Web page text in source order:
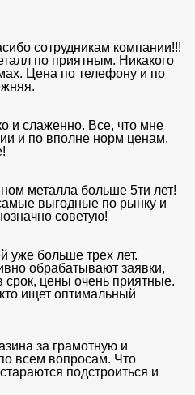
сотрудникам компании!!!
по приятным. Никакого
Цена по телефону и по
и слаженно. Все, что мне
и по вполне норм ценам.
металла больше 5ти лет!
выгодные по рынку и
советую!
уже больше трех лет.
обрабатывают заявки,
срок, цены очень приятные.
ищет оптимальный
за грамотную и
всем вопросам. Что
подстроиться и